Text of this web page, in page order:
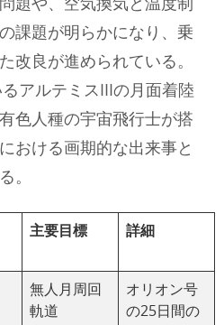
題や、空気換気と温度制
課題が明らかになり、乗
改良が進められている。
アルテミスIIIの月面着陸
色人種の宇宙飛行士が搭
おける画期的な出来事と
。
主要目標 詳細
無人月周回
軌道
オリオン号
の25日間の